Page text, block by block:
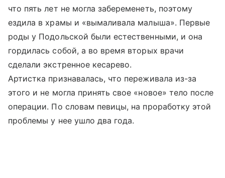
что пять лет не могла забеременеть, поэтому
ездила в храмы и «вымаливала малыша». Первые
роды у Подольской были естественными, и она
гордилась собой, а во время вторых врачи
сделали экстренное кесарево.
Артистка признавалась, что переживала из-за
этого и не могла принять свое «новое» тело после
операции. По словам певицы, на проработку этой
проблемы у нее ушло два года.